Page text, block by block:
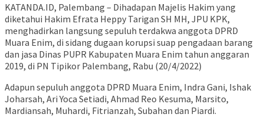
KATANDA.ID, Palembang – Dihadapan Majelis Hakim yang
diketahui Hakim Efrata Heppy Tarigan SH MH, JPU KPK,
menghadirkan langsung sepuluh terdakwa anggota DPRD
Muara Enim, di sidang dugaan korupsi suap pengadaan barang
dan jasa Dinas PUPR Kabupaten Muara Enim tahun anggaran
2019, di PN Tipikor Palembang, Rabu (20/4/2022)
Adapun sepuluh anggota DPRD Muara Enim, Indra Gani, Ishak
Joharsah, Ari Yoca Setiadi, Ahmad Reo Kesuma, Marsito,
Mardiansah, Muhardi, Fitrianzah, Subahan dan Piardi.